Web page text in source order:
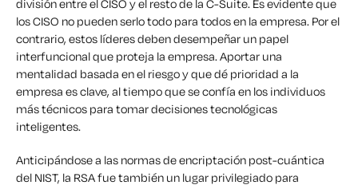
división entre el CISO y el resto de la C-Suite. Es evidente que
los CISO no pueden serlo todo para todos en la empresa. Por el
contrario, estos líderes deben desempeñar un papel
interfuncional que proteja la empresa. Aportar una
mentalidad basada en el riesgo y que dé prioridad a la
empresa es clave, al tiempo que se confía en los individuos
más técnicos para tomar decisiones tecnológicas
inteligentes.
Anticipándose a las normas de encriptación post-cuántica
del NIST, la RSA fue también un lugar privilegiado para